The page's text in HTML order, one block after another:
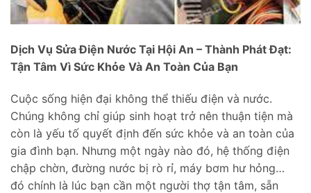
Dịch Vụ Sửa Điện Nước Tại Hội An – Thành Phát Đạt:
Tận Tâm Vì Sức Khỏe Và An Toàn Của Bạn
Cuộc sống hiện đại không thể thiếu điện và nước.
Chúng không chỉ giúp sinh hoạt trở nên thuận tiện mà
còn là yếu tố quyết định đến sức khỏe và an toàn của
gia đình bạn. Nhưng một ngày nào đó, hệ thống điện
chập chờn, đường nước bị rò rỉ, máy bơm hư hỏng…
đó chính là lúc bạn cần một người thợ tận tâm, sẵn